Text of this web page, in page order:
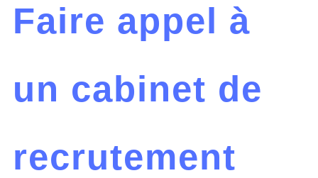
Faire appel à
un cabinet de
recrutement